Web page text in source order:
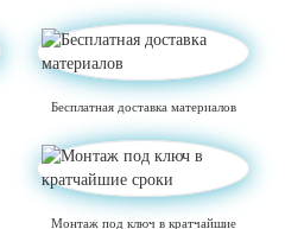
Бесплатная доставка материалов
Монтаж под ключ в кратчайшие